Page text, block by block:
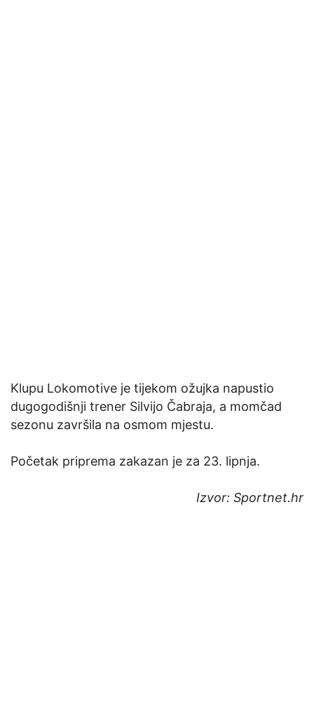
Klupu Lokomotive je tijekom ožujka napustio
dugogodišnji trener Silvijo Čabraja, a momčad
sezonu završila na osmom mjestu.
Početak priprema zakazan je za 23. lipnja.
Izvor: Sportnet.hr